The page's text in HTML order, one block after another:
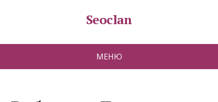
Seoclan
МЕНЮ